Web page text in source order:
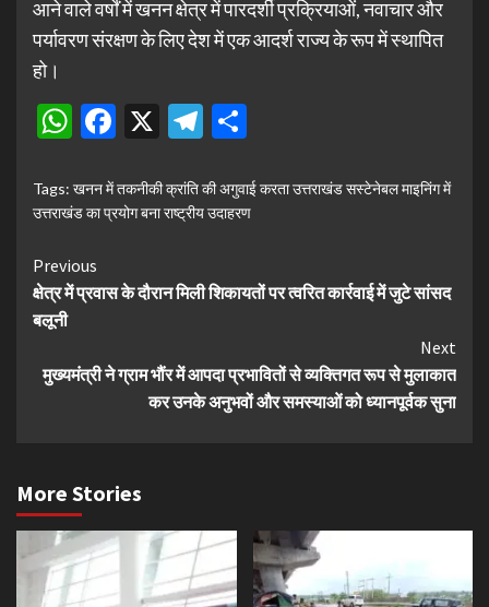
आने वाले वर्षों में खनन क्षेत्र में पारदर्शी प्रक्रियाओं, नवाचार और
पर्यावरण संरक्षण के लिए देश में एक आदर्श राज्य के रूप में स्थापित
हो।
WhatsApp
Facebook
X Telegram
Tags: खनन में तकनीकी क्रांति की अगुवाई करता उत्तराखंड सस्टेनेबल माइनिंग में
उत्तराखंड का प्रयोग बना राष्ट्रीय उदाहरण
Continue
Reading
Previous
क्षेत्र में प्रवास के दौरान मिली शिकायतों पर त्वरित कार्रवाई में जुटे सांसद
बलूनी
Next
मुख्यमंत्री ने ग्राम भौंर में आपदा प्रभावितों से व्यक्तिगत रूप से मुलाकात
कर उनके अनुभवों और समस्याओं को ध्यानपूर्वक सुना
More Stories